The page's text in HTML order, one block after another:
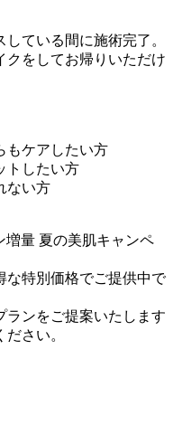
ている間に施術完了。
クをしてお帰りいただけ
もケアしたい方
トしたい方
ない方
増量 夏の美肌キャンペ
な特別価格でご提供中で
ランをご提案いたします
さい。